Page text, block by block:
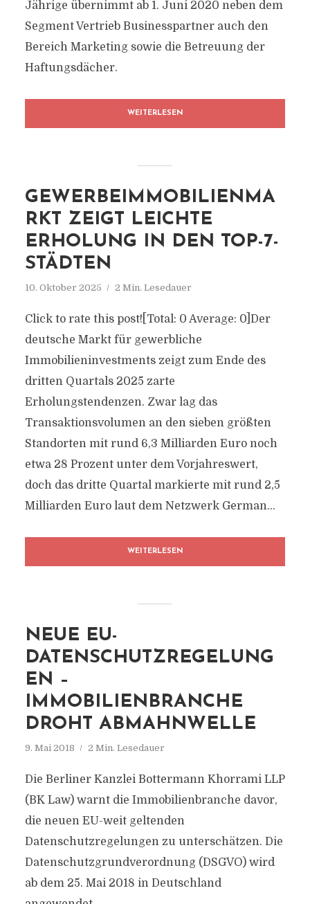
Jährige übernimmt ab 1. Juni 2020 neben dem
Segment Vertrieb Businesspartner auch den
Bereich Marketing sowie die Betreuung der
Haftungsdächer.
WEITERLESEN
GEWERBEIMMOBILIENMA
RKT ZEIGT LEICHTE
ERHOLUNG IN DEN TOP-7-
STÄDTEN
10. Oktober 2025 2 Min. Lesedauer
Click to rate this post![Total: 0 Average: 0]Der
deutsche Markt für gewerbliche
Immobilieninvestments zeigt zum Ende des
dritten Quartals 2025 zarte
Erholungstendenzen. Zwar lag das
Transaktionsvolumen an den sieben größten
Standorten mit rund 6,3 Milliarden Euro noch
etwa 28 Prozent unter dem Vorjahreswert,
doch das dritte Quartal markierte mit rund 2,5
Milliarden Euro laut dem Netzwerk German...
WEITERLESEN
NEUE EU-
DATENSCHUTZREGELUNG
EN –
IMMOBILIENBRANCHE
DROHT ABMAHNWELLE
9. Mai 2018 2 Min. Lesedauer
Die Berliner Kanzlei Bottermann Khorrami LLP
(BK Law) warnt die Immobilienbranche davor,
die neuen EU-weit geltenden
Datenschutzregelungen zu unterschätzen. Die
Datenschutzgrundverordnung (DSGVO) wird
ab dem 25. Mai 2018 in Deutschland